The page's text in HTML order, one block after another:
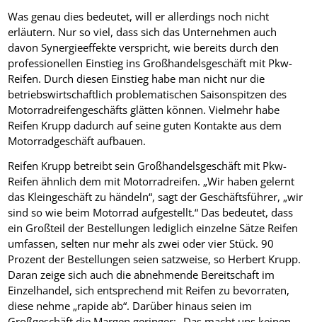
Was genau dies bedeutet, will er allerdings noch nicht
erläutern. Nur so viel, dass sich das Unternehmen auch
davon Synergieeffekte verspricht, wie bereits durch den
professionellen Einstieg ins Großhandelsgeschäft mit Pkw-
Reifen. Durch diesen Einstieg habe man nicht nur die
betriebswirtschaftlich problematischen Saisonspitzen des
Motorradreifengeschäfts glätten können. Vielmehr habe
Reifen Krupp dadurch auf seine guten Kontakte aus dem
Motorradgeschäft aufbauen.
Reifen Krupp betreibt sein Großhandelsgeschäft mit Pkw-
Reifen ähnlich dem mit Motorradreifen. „Wir haben gelernt
das Kleingeschäft zu händeln“, sagt der Geschäftsführer, „wir
sind so wie beim Motorrad aufgestellt.“ Das bedeutet, dass
ein Großteil der Bestellungen lediglich einzelne Sätze Reifen
umfassen, selten nur mehr als zwei oder vier Stück. 90
Prozent der Bestellungen seien satzweise, so Herbert Krupp.
Daran zeige sich auch die abnehmende Bereitschaft im
Einzelhandel, sich entsprechend mit Reifen zu bevorraten,
diese nehme „rapide ab“. Darüber hinaus seien im